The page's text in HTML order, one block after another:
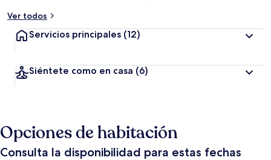
Ver todos
Servicios principales (12)
Siéntete como en casa (6)
Opciones de habitación
Consulta la disponibilidad para estas fechas